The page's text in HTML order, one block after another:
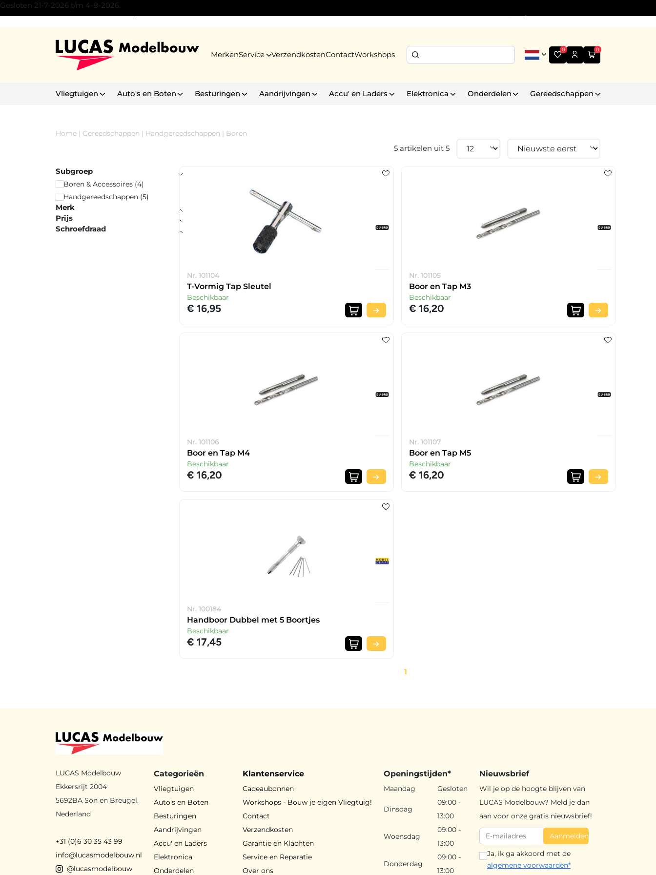
Gesloten 21-7-2026 t/m 4-8-2026.
Experience Center Son/Eindhoven Informatie +31 (0)6 30 35 43 99
MerkenService VerzendkostenContactWorkshops
0 0
Vliegtuigen Auto's en Boten Besturingen Aandrijvingen Accu' en Laders Elektronica Onderdelen Gereedschappen
Home | Gereedschappen | Handgereedschappen | Boren
5 artikelen uit 5
Subgroep
Boren & Accessoires (4)
Handgereedschappen (5)
Merk
Prijs
Schroefdraad
Nr. 101104
T-Vormig Tap Sleutel
Beschikbaar
€ 16,95
Nr. 101105
Boor en Tap M3
Beschikbaar
€ 16,20
Nr. 101106
Boor en Tap M4
Beschikbaar
€ 16,20
Nr. 101107
Boor en Tap M5
Beschikbaar
€ 16,20
Nr. 100184
Handboor Dubbel met 5 Boortjes
Beschikbaar
€ 17,45
1
LUCAS Modelbouw
Ekkersrijt 2004
5692BA Son en Breugel,
Nederland
+31 (0)6 30 35 43 99
info@lucasmodelbouw.nl
@lucasmodelbouw
Categorieën
Vliegtuigen
Auto's en Boten
Besturingen
Aandrijvingen
Accu' en Laders
Elektronica
Onderdelen
Klantenservice
Cadeaubonnen
Workshops - Bouw je eigen Vliegtuig!
Contact
Verzendkosten
Garantie en Klachten
Service en Reparatie
Over ons
Openingstijden*
Maandag Gesloten
Dinsdag
09:00 -
13:00
Woensdag
09:00 -
13:00
Donderdag
09:00 -
13:00
Nieuwsbrief
Wil je op de hoogte blijven van
LUCAS Modelbouw? Meld je dan
aan voor onze gratis nieuwsbrief!
Aanmelden
Ja, ik ga akkoord met de
algemene voorwaarden*